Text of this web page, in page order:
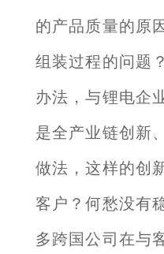
的产品质量的原
组装过程的问题
办法，与锂电企
是全产业链创新
做法，这样的创
客户？何愁没有
多跨国公司在与